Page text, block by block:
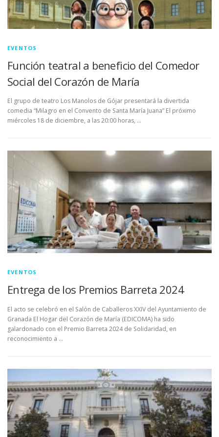
EVENTOS
Función teatral a beneficio del Comedor
Social del Corazón de María
El grupo de teatro Los Manolos de Gójar presentará la divertida
comedia “Milagro en el Convento de Santa María Juana” El próximo
miércoles 18 de diciembre, a las 20:00 horas, …
EVENTOS
Entrega de los Premios Barreta 2024
El acto se celebró en el Salón de Caballeros XXIV del Ayuntamiento de
Granada El Hogar del Corazón de María (EDICOMA) ha sido
galardonado con el Premio Barreta 2024 de Solidaridad, en
reconocimiento a …